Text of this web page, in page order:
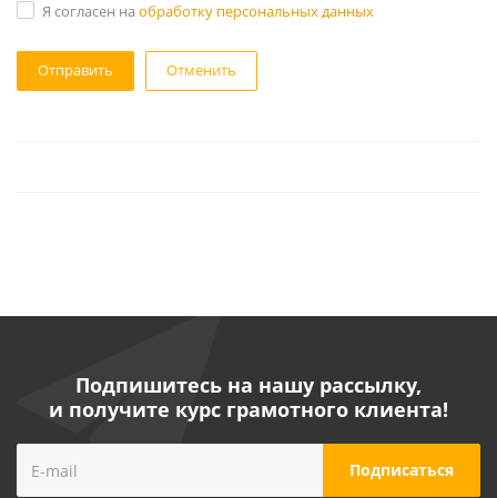
Я согласен на обработку персональных данных
Отменить
Подпишитесь на нашу рассылку,
и получите курс грамотного клиента!